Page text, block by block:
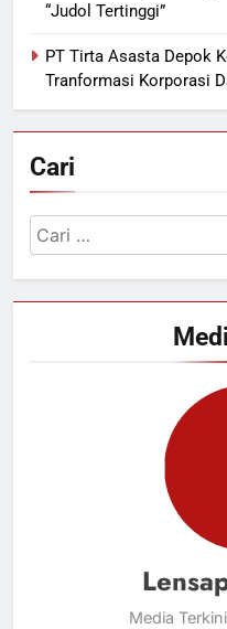
“Judol Tertinggi”
PT Tirta Asasta Depok
Tranformasi Korporasi
Cari
Cari
untuk:
Media